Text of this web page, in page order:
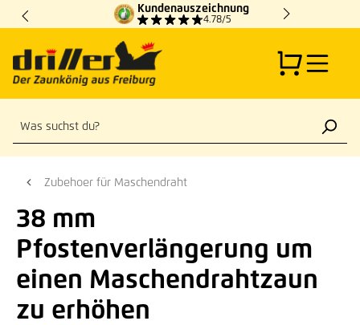
Zum Hauptinhalt springen
Kundenauszeichnung
4.78/5
Zubehoer für Maschendraht
38 mm
Pfostenverlängerung um
einen Maschendrahtzaun
zu erhöhen